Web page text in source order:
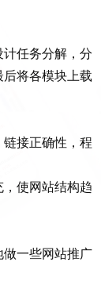
任务分解，分
将各模块上载
接正确性，程
使网站结构趋
一些网站推广